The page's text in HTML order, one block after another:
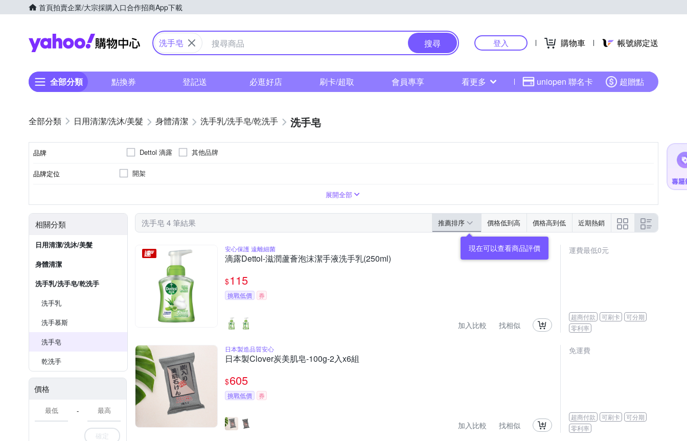
首頁拍賣企業/大宗採購入口合作招商App下載
Yahoo購物中心
洗手皂 搜尋 登入 購物車 帳號綁定送
全部分類 點換券 登記送 必逛好店 刷卡/超取 會員專享 看更多 uniopen 聯名卡 超贈點
日用清潔/洗沐/美髮 身體清潔 洗手乳/洗手皂/乾洗手 洗手皂
品牌 Dettol 滴露 其他品牌
品牌定位 開架
展開全部
相關分類
日用清潔/洗沐/美髮
身體清潔
洗手乳/洗手皂/乾洗手
洗手乳
洗手慕斯
洗手皂
乾洗手
價格
-
確定
洗手皂 4 筆結果 推薦排序 價格低到高 價格高到低 近期熱銷
現在可以查看商品評價
安心保護 遠離細菌
滴露Dettol-滋潤蘆薈泡沫潔手液洗手乳(250ml)
$115
挑戰低價 券
加入比較 找相似
運費最低0元
超商付款 可刷卡
可分期
零利率
日本製造品質安心
日本製Clover炭美肌皂-100g-2入x6組
$605
挑戰低價 券
加入比較 找相似
免運費
超商付款 可刷卡
可分期
零利率